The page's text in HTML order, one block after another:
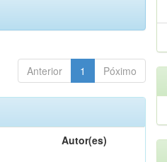
Anterior 1 Póximo
Autor(es)